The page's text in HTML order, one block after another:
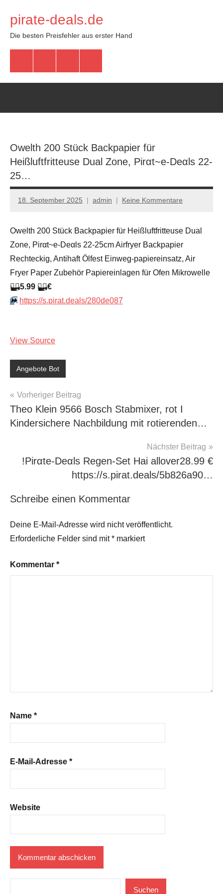
Inhalt
springen
pirate-deals.de
Die besten Preisfehler aus erster Hand
Owelth 200 Stück Backpapier für
Heißluftfritteuse Dual Zone, Pirαt~е-Dеαls 22-
25…
18. September 2025 admin Keine Kommentare
Owelth 200 Stück Backpapier für Heißluftfritteuse Dual
Zone, Pirαt~е-Dеαls 22-25cm Airfryer Backpapier
Rechteckig, Antihaft Ölfest Einweg-papiereinsatz, Air
Fryer Paper Zubehör Papiereinlagen für Ofen Mikrowelle
🏴‍☠️5.99 🏴‍☠️€
⏩️ https://s.pirat.deals/280de087
View Source
Angebote Bot
Beitragsnavigation
Vorheriger Beitrag
Theo Klein 9566 Bosch Stabmixer, rot I
Kindersichere Nachbildung mit rotierenden…
Nächster Beitrag
!Pirαtе-Dеαls Regen-Set Hai allover28.99 €
https://s.pirat.deals/5b826a90…
Schreibe einen Kommentar
Deine E-Mail-Adresse wird nicht veröffentlicht.
Erforderliche Felder sind mit* markiert
Kommentar *
Name *
E-Mail-Adresse *
Website
Suchen